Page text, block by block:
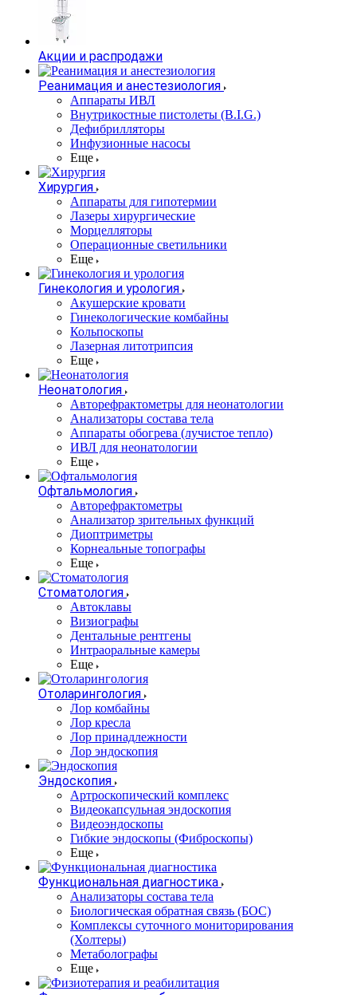
Акции и распродажи
Реанимация и анестезиология
Аппараты ИВЛ
Внутрикостные пистолеты (B.I.G.)
Дефибрилляторы
Инфузионные насосы
Еще
Хирургия
Аппараты для гипотермии
Лазеры хирургические
Морцелляторы
Операционные светильники
Еще
Гинекология и урология
Акушерские кровати
Гинекологические комбайны
Кольпоскопы
Лазерная литотрипсия
Еще
Неонатология
Авторефрактометры для неонатологии
Анализаторы состава тела
Аппараты обогрева (лучистое тепло)
ИВЛ для неонатологии
Еще
Офтальмология
Авторефрактометры
Анализатор зрительных функций
Диоптриметры
Корнеальные топографы
Еще
Стоматология
Автоклавы
Визиографы
Дентальные рентгены
Интраоральные камеры
Еще
Отоларингология
Лор комбайны
Лор кресла
Лор принадлежности
Лор эндоскопия
Эндоскопия
Артроскопический комплекс
Видеокапсульная эндоскопия
Видеоэндоскопы
Гибкие эндоскопы (Фиброcкопы)
Еще
Функциональная диагностика
Анализаторы состава тела
Биологическая обратная связь (БОС)
Комплексы суточного мониторирования
(Холтеры)
Метаболографы
Еще